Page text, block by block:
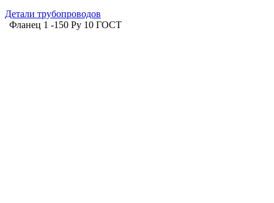
Детали трубопроводов
Фланец 1 -150 Ру 10 ГОСТ